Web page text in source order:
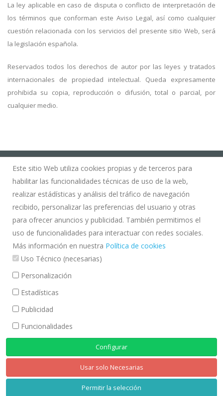
La ley aplicable en caso de disputa o conflicto de interpretación de
los términos que conforman este Aviso Legal, así como cualquier
cuestión relacionada con los servicios del presente sitio Web, será
la legislación española.
Reservados todos los derechos de autor por las leyes y tratados
internacionales de propiedad intelectual. Queda expresamente
prohibida su copia, reproducción o difusión, total o parcial, por
cualquier medio.
SOBRE NOSALTRES
La Comunitat d'Usuaris d'Aigües de la Vall Baixa i Delta del Llobregat
(CUADLL) és una corporació de dret públic emparada per la normativa
d'aigües i adscrita a l'Agència Catalana de l'Aigua
Avís legal
Política de Privacitat
Política de cookies
CONTACTE
Carrer de Pau Casals, 14-16 Local.
08820 El Prat de Llobregat (Barcelona)
Este sitio Web utiliza cookies propias y de terceros para
habilitar las funcionalidades técnicas de uso de la web,
realizar estádísticas y análisis del tráfico de navegación
recibido, personalizar las preferencias del usuario y otras
para ofrecer anuncios y publicidad. También permitimos el
uso de funcionalidades para interactuar con redes sociales.
Más información en nuestra Política de cookies
Uso Técnico (necesarias)
Personalización
Estadísticas
Publicidad
Funcionalidades
Configurar
Usar solo Necesarias
Permitir la selección